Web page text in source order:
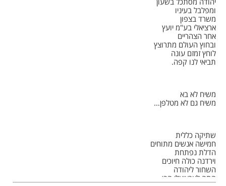
ומפלבל בעיניו
משרד בצפון
ארציאלי בע"מ יועץ
אחר הצהריים
ובחוץ העולם מתרוצץ
לוחץ זמזם עונה
תביאי לנו קפה.
משיח לא בא
משיח גם לא מטלפן…
שתיקה כללית
חמישה אנשים מתוחים
הדלת נפתחת
וירדנה כולה חיוכים
השחור ליהודה
התה לארציאלי הבן